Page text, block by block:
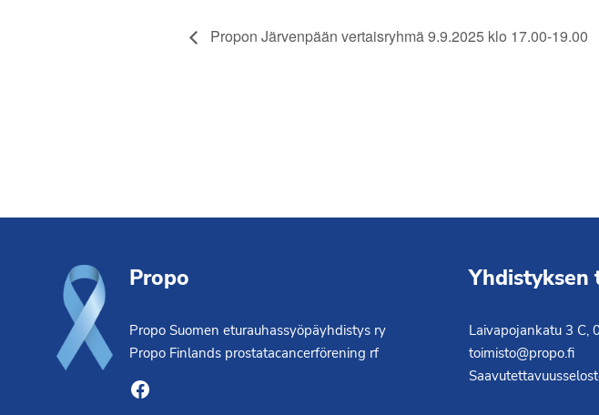
Propon Järvenpään vertaisryhmä 9.9.2025 klo 17.00-19.00
Propo
Propo Suomen eturauhassyöpäyhdistys ry
Propo Finlands prostatacancerförening rf
Facebook
Yhdistyksen
Laivapojankatu 3 C,
toimisto@propo.fi